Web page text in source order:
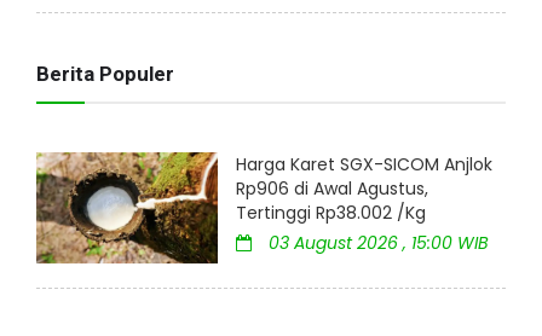
Berita Populer
Harga Karet SGX-SICOM Anjlok
Rp906 di Awal Agustus,
Tertinggi Rp38.002 /Kg
03 August 2026 , 15:00 WIB